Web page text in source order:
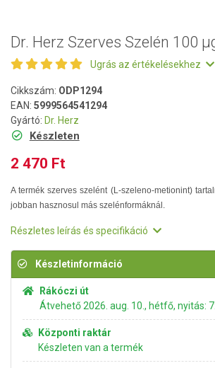
Dr. Herz Szerves Szelén 100
Ugrás az értékelésekhez
Cikkszám: ODP1294
EAN: 5999564541294
Gyártó: Dr. Herz
Készleten
2 470 Ft
A termék szerves szelént (L-szeleno-metionint)
jobban hasznosul más szelénformáknál.
Részletes leírás és specifikáció
Készletinformáció
Rákóczi út
Átvehető 2026. aug. 10., hétfő, nyitás:
Központi raktár
Készleten van a termék